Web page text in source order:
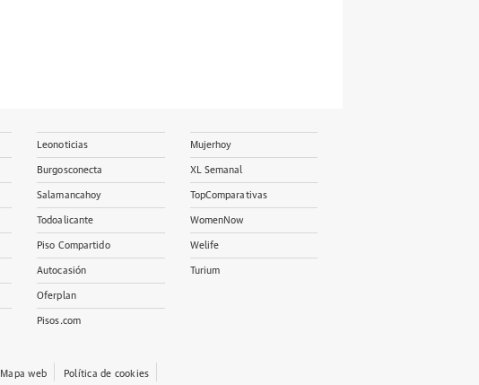
Leonoticias
Burgosconecta
Salamancahoy
Todoalicante
Piso Compartido
Autocasión
Oferplan
Pisos.com
Mujerhoy
XL Semanal
TopComparativas
WomenNow
Welife
Turium
Mapa web Política de cookies